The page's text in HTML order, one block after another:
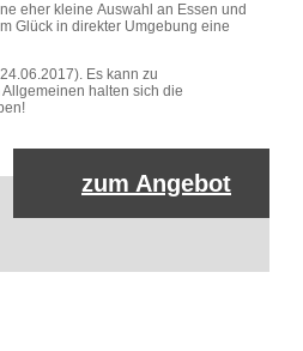
eher kleine Auswahl an Essen und
Glück in direkter Umgebung eine
Es kann zu
halten sich die
zum Angebot